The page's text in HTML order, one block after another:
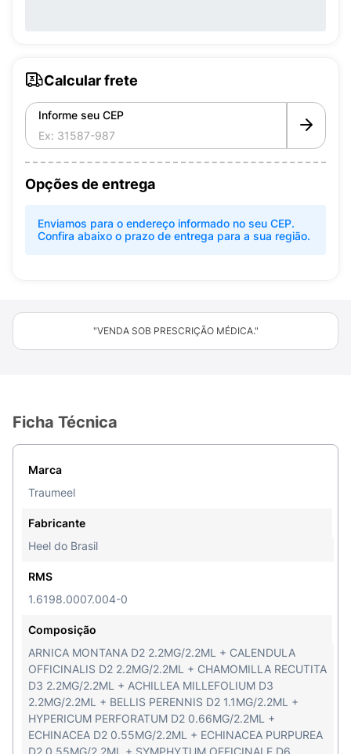
Calcular frete
Informe seu CEP
Opções de entrega
Enviamos para o endereço informado no seu CEP.
Confira abaixo o prazo de entrega para a sua região.
"VENDA SOB PRESCRIÇÃO MÉDICA."
Ficha Técnica
Marca
Traumeel
Fabricante
Heel do Brasil
RMS
1.6198.0007.004-0
Composição
ARNICA MONTANA D2 2.2MG/2.2ML + CALENDULA
OFFICINALIS D2 2.2MG/2.2ML + CHAMOMILLA RECUTITA
D3 2.2MG/2.2ML + ACHILLEA MILLEFOLIUM D3
2.2MG/2.2ML + BELLIS PERENNIS D2 1.1MG/2.2ML +
HYPERICUM PERFORATUM D2 0.66MG/2.2ML +
ECHINACEA D2 0.55MG/2.2ML + ECHINACEA PURPUREA
D2 0.55MG/2.2ML + SYMPHYTUM OFFICINALE D6